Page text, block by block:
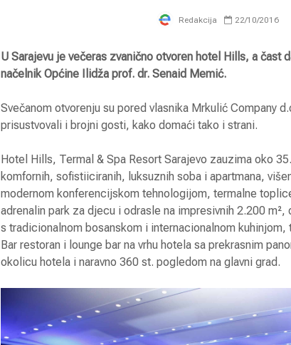
Redakcija 22/10/2016
U Sarajevu je večeras zvanično otvoren hotel Hills, a čast
načelnik Općine Ilidža prof. dr. Senaid Memić.
Svečanom otvorenju su pored vlasnika Mrkulić Company
prisustvovali i brojni gosti, kako domaći tako i strani.
Hotel Hills, Termal & Spa Resort Sarajevo zauzima oko
komfornih, sofistiiciranih, luksuznih soba i apartmana,
modernom konferencijskom tehnologijom, termalne
adrenalin park za djecu i odrasle na impresivnih 2.200 m²,
s tradicionalnom bosanskom i internacionalnom kuhinjom,
Bar restoran i lounge bar na vrhu hotela sa prekrasnim
okolicu hotela i naravno 360 st. pogledom na glavni grad.